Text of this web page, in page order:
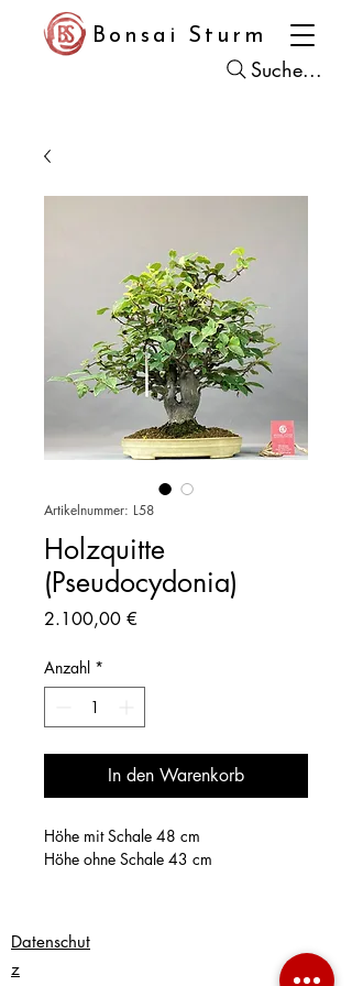
Bonsai Sturm
Suche...
Artikelnummer: L58
Holzquitte
(Pseudocydonia)
2.100,00 €
Anzahl *
In den Warenkorb
Höhe mit Schale 48 cm
Höhe ohne Schale 43 cm
Datenschut
z